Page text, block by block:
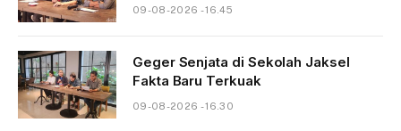
09-08-2026 - 16.45
Geger Senjata di Sekolah Jaksel
Fakta Baru Terkuak
09-08-2026 - 16.30